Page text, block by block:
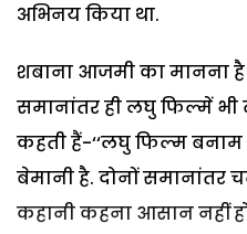
अभिनय किया था.
शबाना आजमी का मानना
समानांतर ही लघु फिल्में भी
कहती हैं-‘‘लघु फिल्म
बेमानी है. दोनों समानांतर
कहानी कहना आसान नहीं